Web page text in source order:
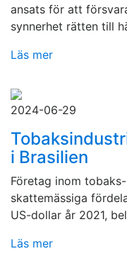
ansats för att
synnerhet rätten till
Läs mer
2024-06-29
i Brasilien
Företag inom
skattemässiga
US-dollar år 2021,
Läs mer